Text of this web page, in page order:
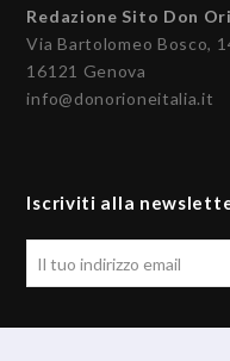
Redazione Sito Don
Via Bartolomeo Bosco,
16121 Genova
info@donorioneitalia.it
Iscriviti alla